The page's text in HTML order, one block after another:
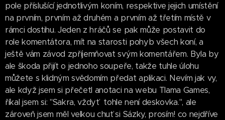
pole příslušící jednotlivým koním, respektive jejich umístění
na prvním, prvním až druhém a prvním až třetím místě v
rámci dostihu. Jeden z hráčů se pak může postavit do
role komentátora, mít na starosti pohyb všech koní, a
ještě vám závod zpříjemňovat svým komentářem. Byla by
ale škoda přijít o jednoho soupeře, takže tuhle úlohu
můžete s klidným svědomím předat aplikaci. Nevím jak vy,
ale když jsem si přečetl anotaci na webu Tlama Games,
říkal jsem si: "Sakra, vždyť tohle není deskovka.", ale
zároveň jsem měl velkou chuť si Sázky, prosím! co nejdříve